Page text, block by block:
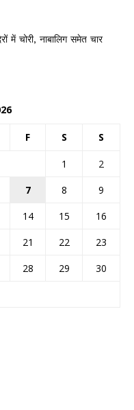
में चोरी, नाबालिग समेत चार
F S S
1
2
7 8
9
14 15
16
21 22
23
28 29
30